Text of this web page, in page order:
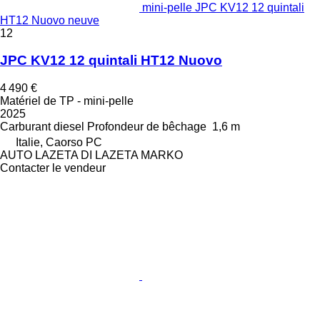
mini-pelle JPC KV12 12 quintali
HT12 Nuovo neuve
12
JPC KV12 12 quintali HT12 Nuovo
4 490 €
Matériel de TP - mini-pelle
2025
Carburant diesel Profondeur de bêchage 1,6 m
Italie, Caorso PC
AUTO LAZETA DI LAZETA MARKO
Contacter le vendeur